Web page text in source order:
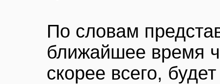
По словам
ближайшее время
скорее всего,